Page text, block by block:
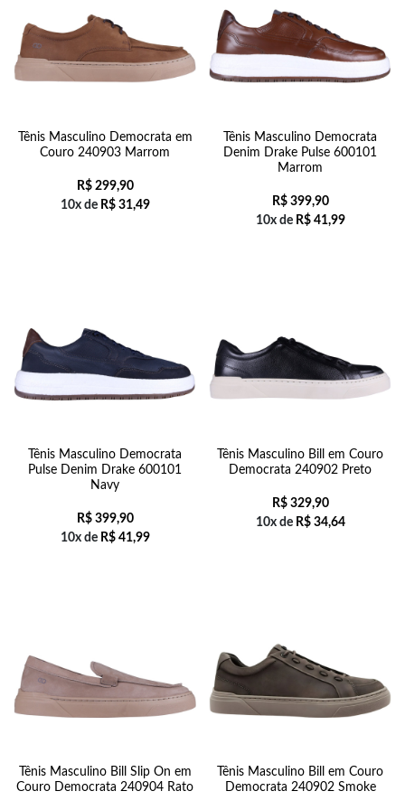
Tênis Masculino Democrata em
Couro 240903 Marrom
R$299,90
10x de R$31,49
Tênis Masculino Democrata
Denim Drake Pulse 600101
Marrom
R$399,90
10x de R$41,99
Tênis Masculino Democrata
Pulse Denim Drake 600101
Navy
R$399,90
10x de R$41,99
Tênis Masculino Bill em Couro
Democrata 240902 Preto
R$329,90
10x de R$34,64
Tênis Masculino Bill Slip On em
Couro Democrata 240904 Rato
Tênis Masculino Bill em Couro
Democrata 240902 Smoke